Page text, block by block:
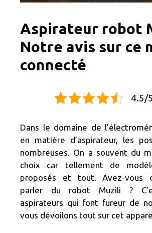
Aspirateur robot
Notre avis sur ce
connecté
4.5/
Dans le domaine de
en matière d’aspirateur, les
nombreuses. On a souvent du
choix car tellement de
proposés et tout. Avez-vous
parler du robot Muzili ?
aspirateurs qui font fureur de
vous dévoilons tout sur cet